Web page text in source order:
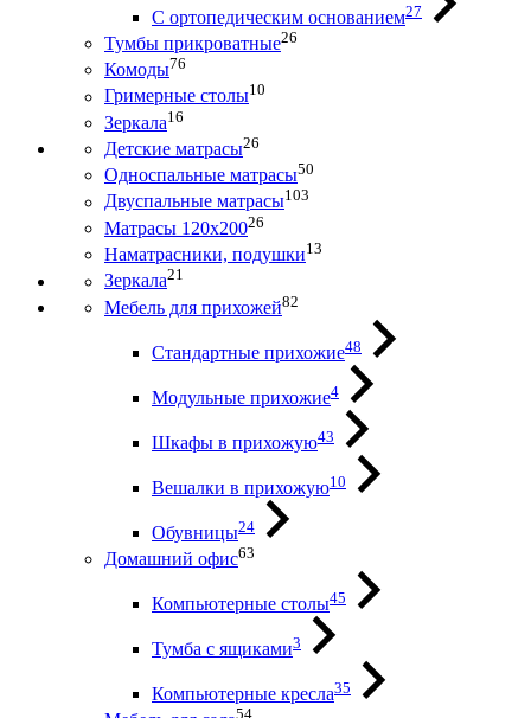
С ортопедическим основанием27
Тумбы прикроватные26
Комоды76
Гримерные столы10
Зеркала16
Детские матрасы26
Односпальные матрасы50
Двуспальные матрасы103
Матрасы 120х20026
Наматрасники, подушки13
Зеркала21
Мебель для прихожей82
Стандартные прихожие48
Модульные прихожие4
Шкафы в прихожую43
Вешалки в прихожую10
Обувницы24
Домашний офис63
Компьютерные столы45
Тумба с ящиками3
Компьютерные кресла35
54